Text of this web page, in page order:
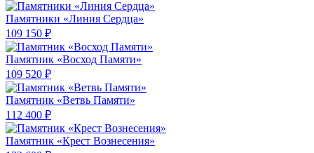
Памятники «Линия Сердца»
109 150 ₽
Памятник «Восход Памяти»
109 520 ₽
Памятник «Ветвь Памяти»
112 400 ₽
Памятник «Крест Вознесения»